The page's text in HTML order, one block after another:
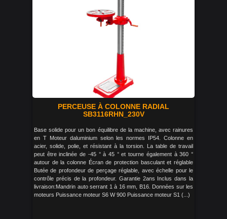
PERCEUSE À COLONNE RADIAL
SB3116RHN_230V
Base solide pour un bon équilibre de la machine, avec rainures
en T Moteur daluminium selon les normes IP54. Colonne en
acier, solide, polie, et résistant à la torsion. La table de travail
peut être inclinée de -45 ° à 45 ° et tourne également à 360 °
autour de la colonne Écran de protection basculant et réglable
Butée de profondeur de perçage réglable, avec échelle pour le
contrôle précis de la profondeur. Garantie 2ans Inclus dans la
livraison:Mandrin auto serrant 1 à 16 mm, B16. Données sur les
moteurs Puissance moteur S6 W 900 Puissance moteur S1 (...)